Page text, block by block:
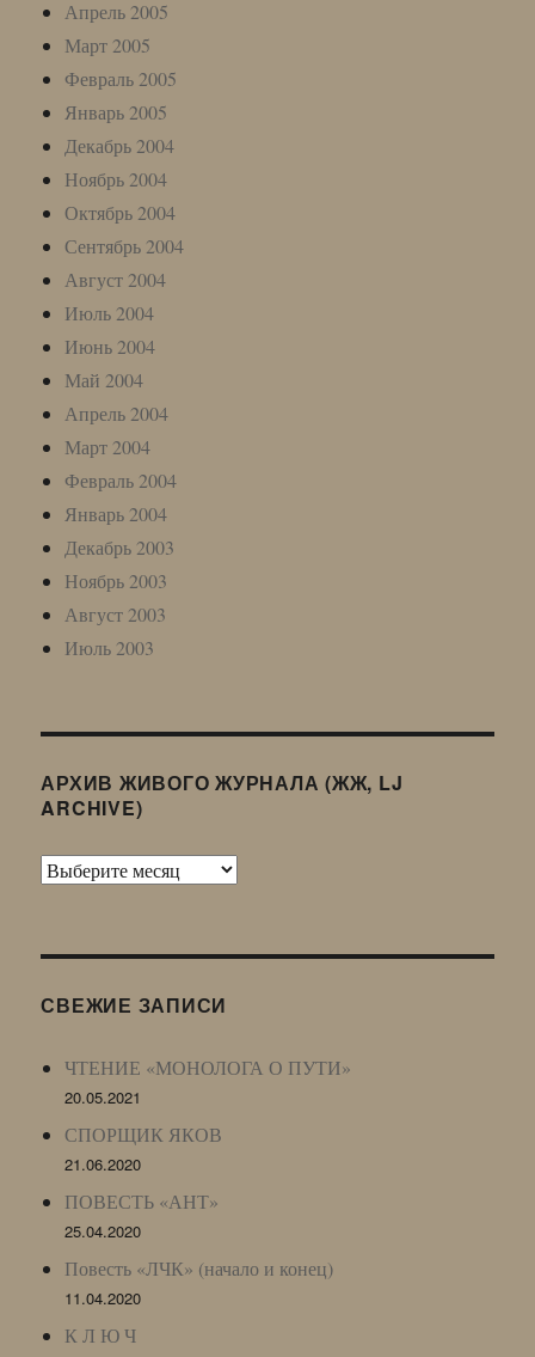
Апрель 2005
Март 2005
Февраль 2005
Январь 2005
Декабрь 2004
Ноябрь 2004
Октябрь 2004
Сентябрь 2004
Август 2004
Июль 2004
Июнь 2004
Май 2004
Апрель 2004
Март 2004
Февраль 2004
Январь 2004
Декабрь 2003
Ноябрь 2003
Август 2003
Июль 2003
АРХИВ ЖИВОГО ЖУРНАЛА (ЖЖ, LJ
ARCHIVE)
Архив
LJ
СВЕЖИЕ ЗАПИСИ
ЧТЕНИЕ «МОНОЛОГА О ПУТИ»
20.05.2021
СПОРЩИК ЯКОВ
21.06.2020
ПОВЕСТЬ «АНТ»
25.04.2020
Повесть «ЛЧК» (начало и конец)
11.04.2020
К Л Ю Ч